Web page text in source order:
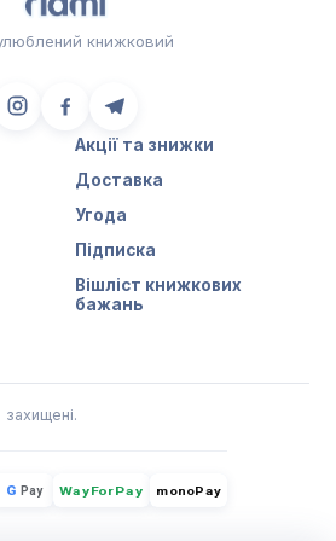
книжковий
Акції та знижки
Доставка
Угода
Підписка
Вішліст книжкових
бажань
G Pay WayForPay monoPay